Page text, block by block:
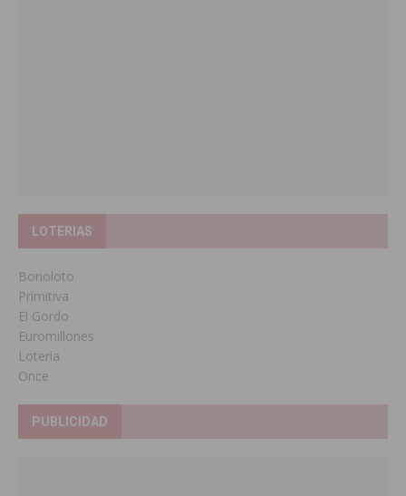
LOTERIAS
Bonoloto
Primitiva
El Gordo
Euromillones
Loteria
Once
PUBLICIDAD